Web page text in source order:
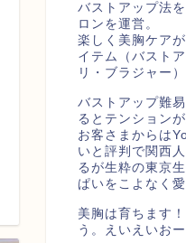
バストアップ法
ロンを運営。
楽しく美胸ケア
イテム（バスト
リ・ブラジャー
バストアップ難
るとテンションが
お客さまからは
いと評判で関西
るが生粋の東京
ぱいをこよなく
美胸は育ちます
う。えいえいお